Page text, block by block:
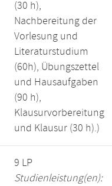
(30 h),
Nachbereitung der
Vorlesung und
Literaturstudium
(60h), Übungszettel
und Hausaufgaben
(90 h),
Klausurvorbereitung
und Klausur (30 h).)
9 LP
Studienleistung(en):